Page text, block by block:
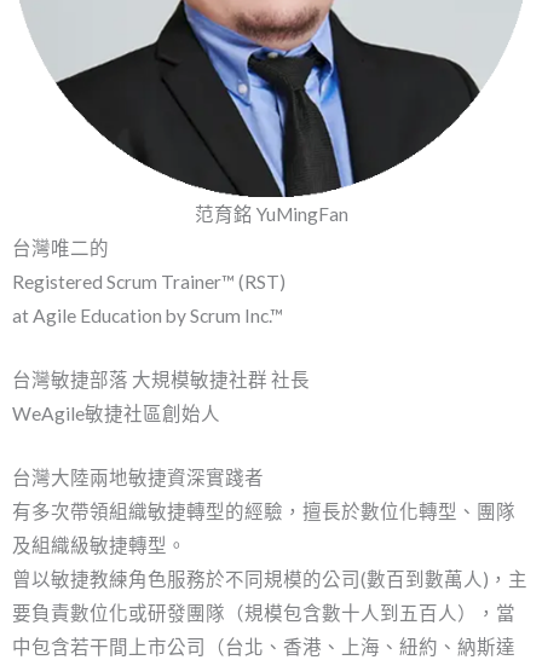
范育銘 YuMingFan
台灣唯二的
Registered Scrum Trainer™ (RST)
at Agile Education by Scrum Inc.™
台灣敏捷部落 大規模敏捷社群 社長
WeAgile敏捷社區創始人
台灣大陸兩地敏捷資深實踐者
有多次帶領組織敏捷轉型的經驗，擅長於數位化轉型、團隊
及組織級敏捷轉型。
曾以敏捷教練角色服務於不同規模的公司(數百到數萬人)，主
要負責數位化或研發團隊（規模包含數十人到五百人），當
中包含若干間上市公司（台北、香港、上海、紐約、納斯達